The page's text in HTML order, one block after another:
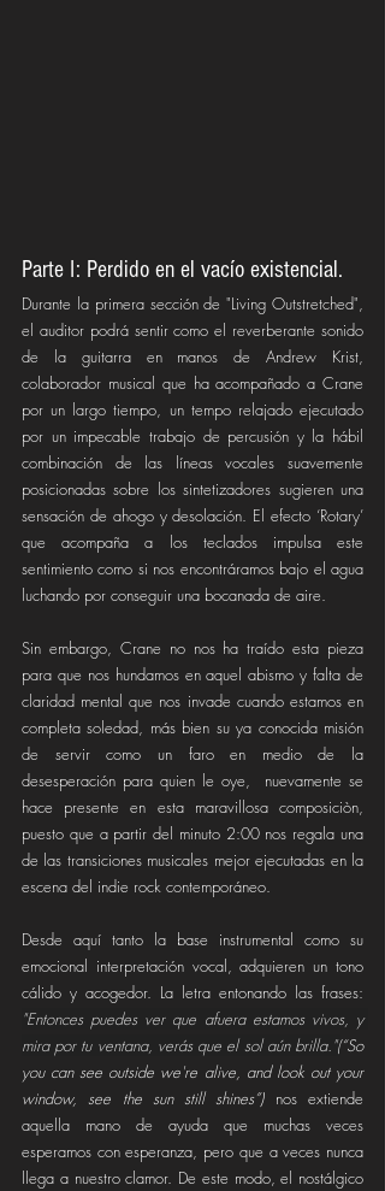
Parte I: Perdido en el vacío existencial.
Durante la primera sección de "Living Outstretched",
el auditor podrá sentir como el reverberante sonido
de la guitarra en manos de Andrew Krist,
colaborador musical que ha acompañado a Crane
por un largo tiempo, un tempo relajado ejecutado
por un impecable trabajo de percusión y la hábil
combinación de las líneas vocales suavemente
posicionadas sobre los sintetizadores sugieren una
sensación de ahogo y desolación. El efecto ‘Rotary’
que acompaña a los teclados impulsa este
sentimiento como si nos encontráramos bajo el agua
luchando por conseguir una bocanada de aire.
Sin embargo, Crane no nos ha traído esta pieza
para que nos hundamos en aquel abismo y falta de
claridad mental que nos invade cuando estamos en
completa soledad, más bien su ya conocida misión
de servir como un faro en medio de la
desesperación para quien le oye,  nuevamente se
hace presente en esta maravillosa composiciòn,
puesto que a partir del minuto 2:00 nos regala una
de las transiciones musicales mejor ejecutadas en la
escena del indie rock contemporáneo.
Desde aquí tanto la base instrumental como su
emocional interpretación vocal, adquieren un tono
"Entonces puedes ver que afuera estamos vivos, y
mira por tu ventana, verás que el sol aún brilla."(“So
you can see outside we're alive, and look out your
window, see the sun still shines”) nos extiende
aquella mano de ayuda que muchas veces
esperamos con esperanza, pero que a veces nunca
llega a nuestro clamor. De este modo, el nostálgico